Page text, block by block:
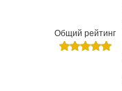
Общий рейтинг